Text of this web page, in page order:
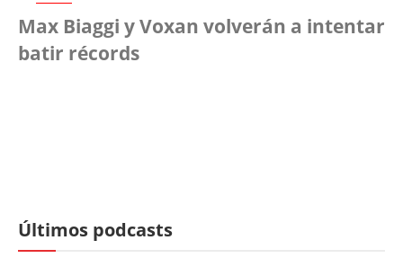
Max Biaggi y Voxan volverán a intentar
batir récords
Últimos podcasts